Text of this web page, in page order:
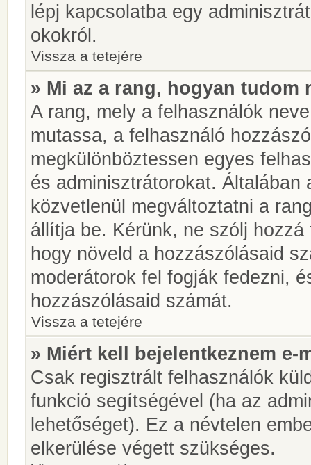
lépj kapcsolatba egy
okokról.
Vissza a tetejére
» Mi az a rang, hogyan tudom
A rang, mely a felhasználók
mutassa, a felhasználó
megkülönböztessen egyes
és adminisztrátorokat. Általában
közvetlenül megváltoztatni a
állítja be. Kérünk, ne szólj
hogy növeld a hozzászólásaid
moderátorok fel fogják fedezni,
hozzászólásaid számát.
Vissza a tetejére
» Miért kell bejelentkeznem e-
Csak regisztrált felhasználók
funkció segítségével (ha az
lehetőséget). Ez a névtelen
elkerülése végett szükséges.